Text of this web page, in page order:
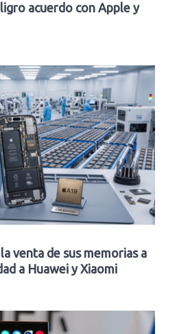
acuerdo con Apple y
venta de sus memorias a
a Huawei y Xiaomi